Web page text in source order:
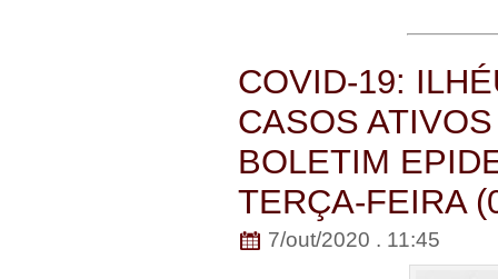
COVID-19:
CASOS
BOLETIM
TERÇA-FEIRA
7/out/2020 . 11:45